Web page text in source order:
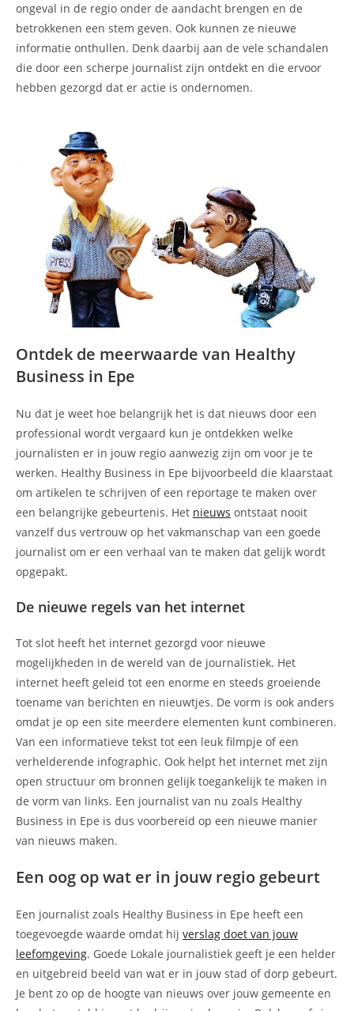
ongeval in de regio onder de aandacht brengen en de
betrokkenen een stem geven. Ook kunnen ze nieuwe
informatie onthullen. Denk daarbij aan de vele schandalen
die door een scherpe journalist zijn ontdekt en die ervoor
hebben gezorgd dat er actie is ondernomen.
Ontdek de meerwaarde van Healthy
Business in Epe
Nu dat je weet hoe belangrijk het is dat nieuws door een
professional wordt vergaard kun je ontdekken welke
journalisten er in jouw regio aanwezig zijn om voor je te
werken. Healthy Business in Epe bijvoorbeeld die klaarstaat
om artikelen te schrijven of een reportage te maken over
een belangrijke gebeurtenis. Het nieuws ontstaat nooit
vanzelf dus vertrouw op het vakmanschap van een goede
journalist om er een verhaal van te maken dat gelijk wordt
opgepakt.
De nieuwe regels van het internet
Tot slot heeft het internet gezorgd voor nieuwe
mogelijkheden in de wereld van de journalistiek. Het
internet heeft geleid tot een enorme en steeds groeiende
toename van berichten en nieuwtjes. De vorm is ook anders
omdat je op een site meerdere elementen kunt combineren.
Van een informatieve tekst tot een leuk filmpje of een
verhelderende infographic. Ook helpt het internet met zijn
open structuur om bronnen gelijk toegankelijk te maken in
de vorm van links. Een journalist van nu zoals Healthy
Business in Epe is dus voorbereid op een nieuwe manier
van nieuws maken.
Een oog op wat er in jouw regio gebeurt
Een journalist zoals Healthy Business in Epe heeft een
toegevoegde waarde omdat hij verslag doet van jouw
leefomgeving. Goede Lokale journalistiek geeft je een helder
en uitgebreid beeld van wat er in jouw stad of dorp gebeurt.
Je bent zo op de hoogte van nieuws over jouw gemeente en